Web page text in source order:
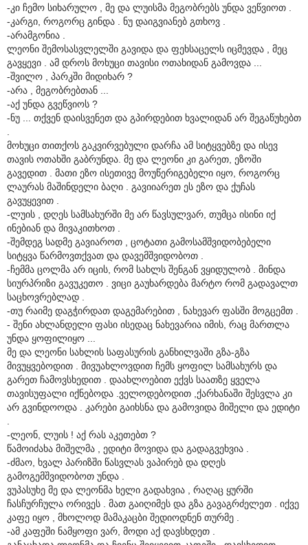
-კი ჩემო სიხარულო , მე და ლუისმა მეგობრებს უნდა ვეწვიოთ .
-კარგი, როგორც გინდა . ნუ დაიგვიანებ გთხოვ .
-არამგონია .
ლეონი შემოსასვლელში გავიდა და ფეხსაცელს იცმევდა , მეც
გავყევი . ამ დროს მოხუცი თავისი ოთახიდან გამოვდა ...
-შვილო , პარკში მიდიხარ ?
-არა , მეგობრებთან ...
-აქ უნდა გვეწვიოს ?
-ნუ ... თქვენ დაისვენეთ და გპირდებით ხვალიდან არ შეგაწუხებთ
მოხუცი თითქოს გაკვირვებული დარჩა ამ სიტყვებზე და ისევ
თავის ოთახში გაბრუნდა. მე და ლეონი კი გარეთ, ეზოში
გავედით . მათი ეზო ისეთივე მოუწერიგებელი იყო, როგორც
ლაურას მაშინდელი ბაღი . გავიიარეთ ეს ეზო და ქუჩას
გავუყევით .
-ლუის , დღეს სამსახურში მე არ წავსულვარ, თუმცა ისინი იქ
ინებიან და მივაკითხოთ .
-შემდეგ სადმე გავიაროთ , ცოტათი გამოსამშვიდობებელი
სიტყვა წარმოვთქვათ და დავემშვიდობოთ .
-ჩემმა ცოლმა არ იცის, რომ სახლს შენგან ვყიდულობ . მინდა
სიურპრიზი გავუკეთო . ვიცი გაუხარდება მარტო რომ გადავალთ
საცხოვრებლად .
-თუ რაიმე დაგჭირდათ დაგემარებით , ნახევარ ფასში მოგცემთ .
- შენი ახლანდელი ფასი ისედაც ნახევარია იმის, რაც მართლა
უნდა ყოფილიყო ...
მე და ლეონი სახლის საფასურის განხილვაში გზა-გზა
მივუყვებოდით . მივუახლოვდით ჩემს ყოფილ სამსახურს და
გარეთ ჩამოვსხედით . დაახლოებით ექვს საათზე ყველა
თავისუფალი იქნებოდა .ველოდებოდით ,ქარხანაში შესვლა კი
არ გვინდოოდა . კარები გაიხსნა და გამოვიდა მიშელი და ედიტი
-ლეონ, ლუის ! აქ რას აკეთებთ ?
წამოიძახა მიშელმა , ედიტი მოვიდა და გადაგვეხვია .
-ძმაო, ხვალ პარიზში წასვლას ვაპირებ და დღეს
გამოგემშვიდობოთ უნდა .
ვუპასუხე მე და ლეონმა ხელი გადახვია , რაღაც ყურში
ჩასჩურჩულა ორივეს . მათ გაიღიმეს და გზა გავაგრძელეთ . იქვე
კაფე იყო , მხოლოდ მამაკაცბი შედიოდნენ თურმე .
-ამ კაფეში ნამყოფი ვარ, მოდი აქ დავსხდეთ .